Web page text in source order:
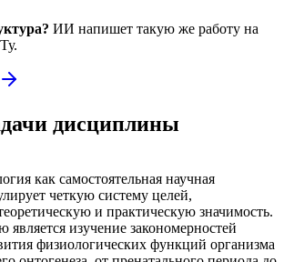
ИИ напишет такую же работу на
дисциплины
как самостоятельная научная
четкую систему целей,
и практическую значимость.
является изучение закономерностей
физиологических функций организма